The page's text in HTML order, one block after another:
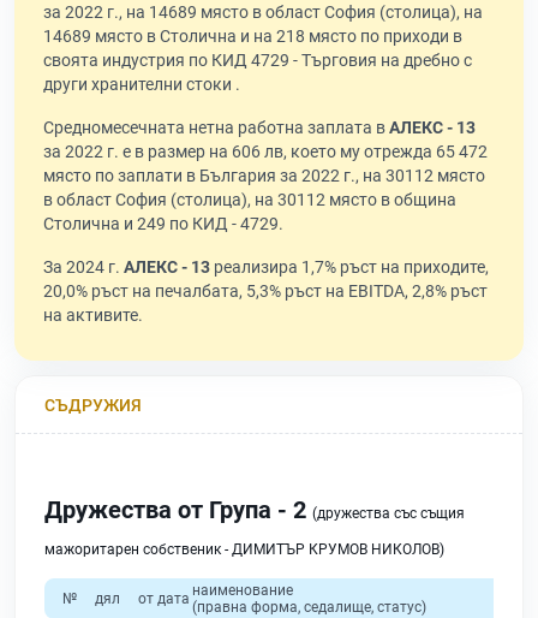
за 2022 г., на 14689 място в област София (столица), на
14689 място в Столична и на 218 място по приходи в
своята индустрия по КИД 4729 - Търговия на дребно с
други хранителни стоки .
Средномесечната нетна работна заплата вАЛЕКС - 13
за 2022 г. е в размер на 606 лв, което му отрежда 65 472
място по заплати в България за 2022 г., на 30112 място
в област София (столица), на 30112 място в община
Столична и 249 по КИД - 4729.
За 2024 г. АЛЕКС - 13 реализира 1,7% ръст на приходите,
20,0% ръст на печалбата, 5,3% ръст на EBITDA, 2,8% ръст
на активите.
СЪДРУЖИЯ
Дружества от Група - 2 (дружества със същия
мажоритарен собственик - ДИМИТЪР КРУМОВ НИКОЛОВ)
№ дял от дата наименование
(правна форма, седалище, статус)